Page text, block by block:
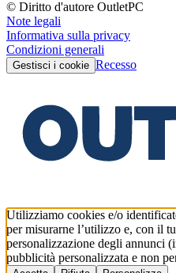
© Diritto d'autore OutletPC
Note legali
Informativa sulla privacy
Condizioni generali
Gestisci i cookie Recesso
Utilizziamo cookies e/o
per misurarne l’utilizzo e, con il
personalizzazione degli annunci
pubblicità personalizzata e non